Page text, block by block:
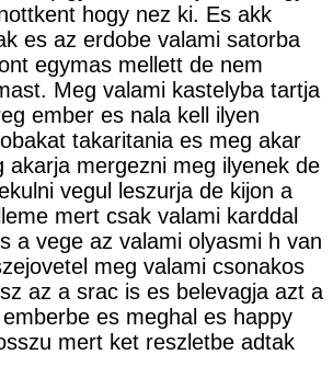
hogy nez ki. Es akk
es az erdobe valami satorba
egymas mellett de nem
Meg valami kastelyba tartja
ember es nala kell ilyen
takaritania es meg akar
akarja mergezni meg ilyenek de
vegul leszurja de kijon a
mert csak valami karddal
a vege az valami olyasmi h van
meg valami csonakos
az a srac is es belevagja azt a
es meghal es happy
mert ket reszletbe adtak